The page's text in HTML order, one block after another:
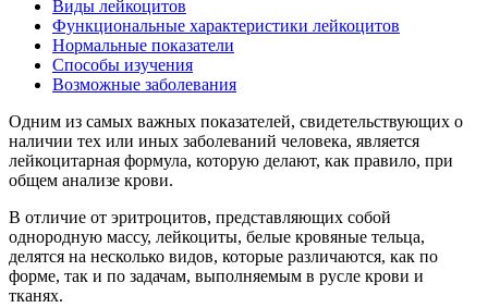
Виды лейкоцитов
Функциональные характеристики лейкоцитов
Нормальные показатели
Способы изучения
Возможные заболевания
Одним из самых важных показателей, свидетельствующих о
наличии тех или иных заболеваний человека, является
лейкоцитарная формула, которую делают, как правило, при
общем анализе крови.
В отличие от эритроцитов, представляющих собой
однородную массу, лейкоциты, белые кровяные тельца,
делятся на несколько видов, которые различаются, как по
форме, так и по задачам, выполняемым в русле крови и
тканях.